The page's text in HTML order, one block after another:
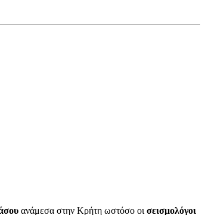
ανάμεσα στην Κρήτη ωστόσο οι σεισμολόγοι